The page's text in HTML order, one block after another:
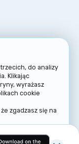
do analizy
Klikając
wyrażasz
cookie
zgadzasz się na